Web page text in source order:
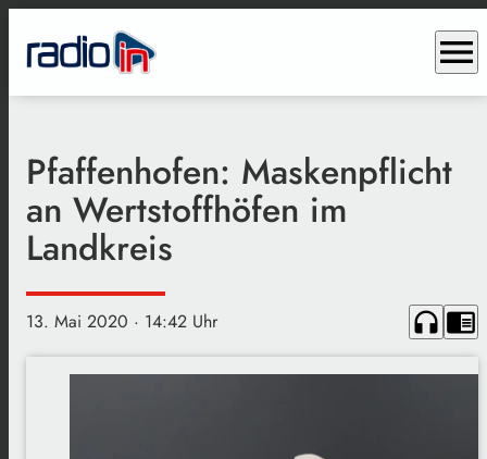
menu
Pfaffenhofen: Maskenpflicht
an Wertstoffhöfen im
Landkreis
13. Mai 2020 · 14:42 Uhr headphones chrome_reader_mode